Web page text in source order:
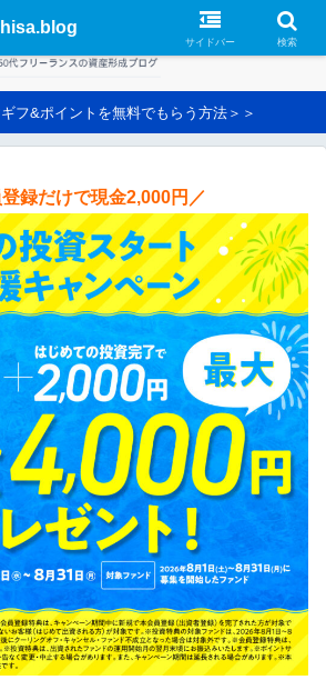
フ&ポイントを無料でもらう方法＞＞
録だけで現金2,000円／
hisa.blog
サイドバー 検索